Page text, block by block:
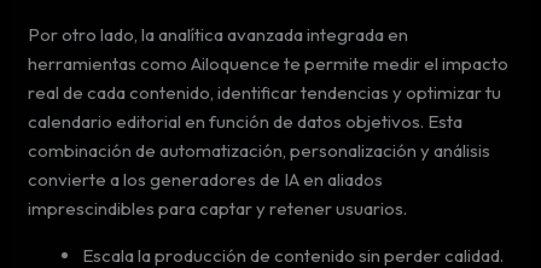
Por otro lado, la analítica avanzada integrada en
herramientas como Ailoquence te permite medir el impacto
real de cada contenido, identificar tendencias y optimizar tu
calendario editorial en función de datos objetivos. Esta
combinación de automatización, personalización y análisis
convierte a los generadores de IA en aliados
imprescindibles para captar y retener usuarios.
Escala la producción de contenido sin perder calidad.